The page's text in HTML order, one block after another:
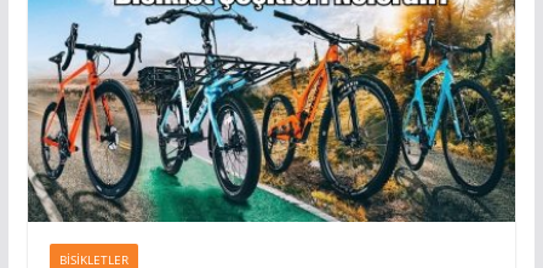
BISIKLETLER